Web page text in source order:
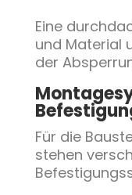
Eine
und Material
der
Für die
stehen